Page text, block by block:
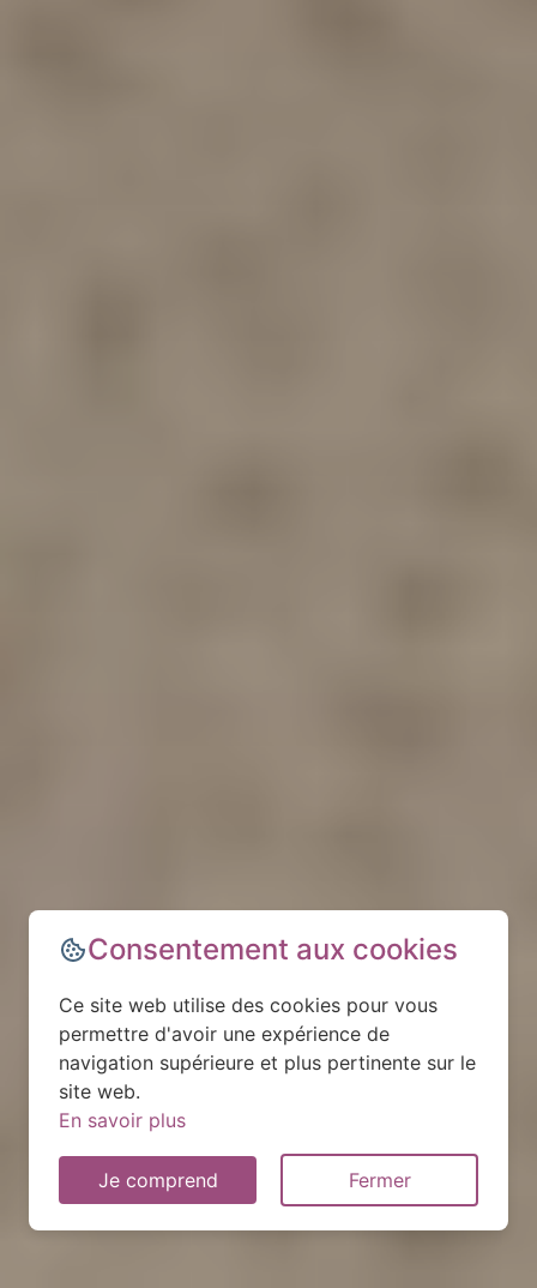
Consentement aux cookies
Ce site web utilise des cookies pour vous
permettre d'avoir une expérience de
navigation supérieure et plus pertinente sur le
site web.
En savoir plus
Je comprend Fermer